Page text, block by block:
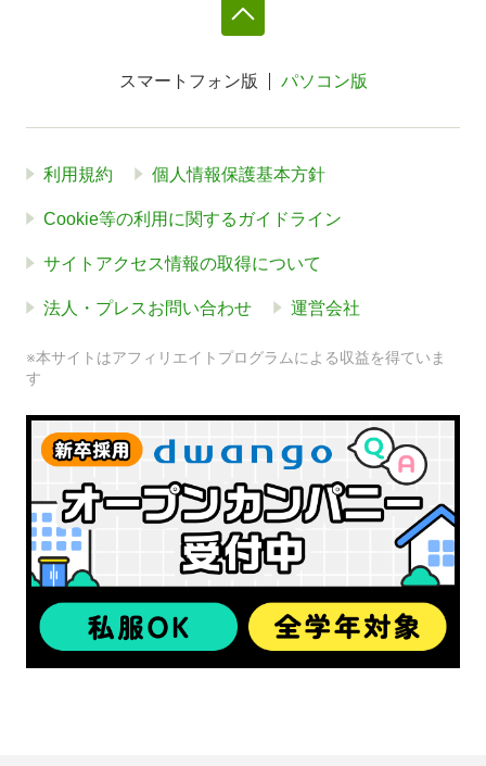
スマートフォン版 パソコン版
利用規約 個人情報保護基本方針
Cookie等の利用に関するガイドライン
サイトアクセス情報の取得について
法人・プレスお問い合わせ 運営会社
※本サイトはアフィリエイトプログラムによる収益を得ていま
す